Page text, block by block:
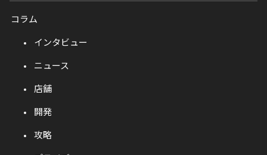
コラム
インタビュー
ニュース
店舗
開発
攻略